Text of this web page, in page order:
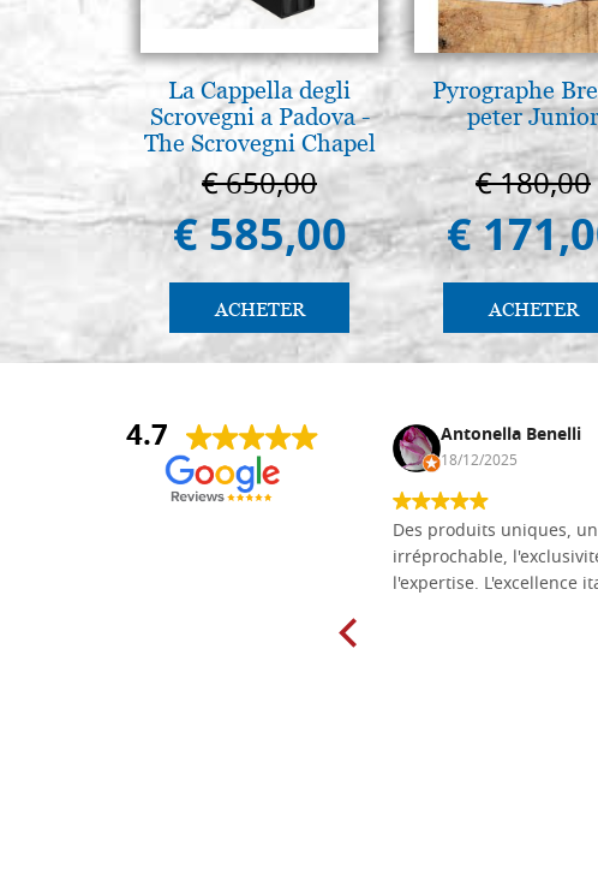
La Cappella degli
Scrovegni a Padova -
The Scrovegni Chapel
in Padua
€ 650,00
€ 585,00
ACHETER
Pyrographe
peter Junior
€ 180,00
€
ACHETER
4.7
Daniel Vandewalle Antonella Benelli
18/12/2025
Des produits uniques,
irréprochable,
l'expertise. L'excellence